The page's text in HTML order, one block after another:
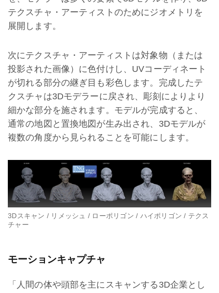
テクスチャ・アーティストのためにジオメトリを
展開します。
次にテクスチャ・アーティストは対象物（または
投影された画像）に色付けし、UVコーディネート
が切れる部分の継ぎ目も彩色します。完成したテ
クスチャは3Dモデラーに戻され、彫刻によりより
細かな部分を施されます。モデルが完成すると、
通常の地図と置換地図が生み出され、3Dモデルが
複数の角度から見られることを可能にします。
3Dスキャン / リメッシュ / ローポリゴン / ハイポリゴン / テクス
チャー
モーションキャプチャ
「人間の体や頭部を主にスキャンする3D企業とし